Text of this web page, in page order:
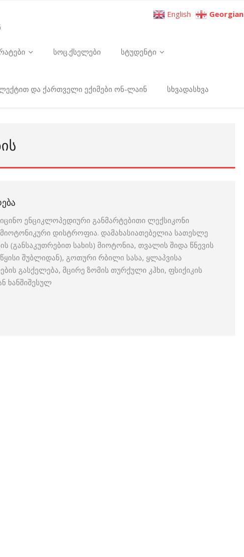
სოც.ქსელები სტუდენტი
და ქართველი ექიმები ონ-ლაინ სხვადასხვა
ენციკლოპედიური განმარტებითი ლექსიკონი
მიოტონიკური დისტროფია. დამახასიათებელია სათესლე
(განსაკუთრებით სახის) მიოტონია, თვალის შიდა წნევის
შუბლიდან), გოთური რბილი სასა, ყლაპვისა
გასქელება, მცირე ზომის თურქული კჰხი, ფსიქიკის
ხანშიშესულ
English Georgian